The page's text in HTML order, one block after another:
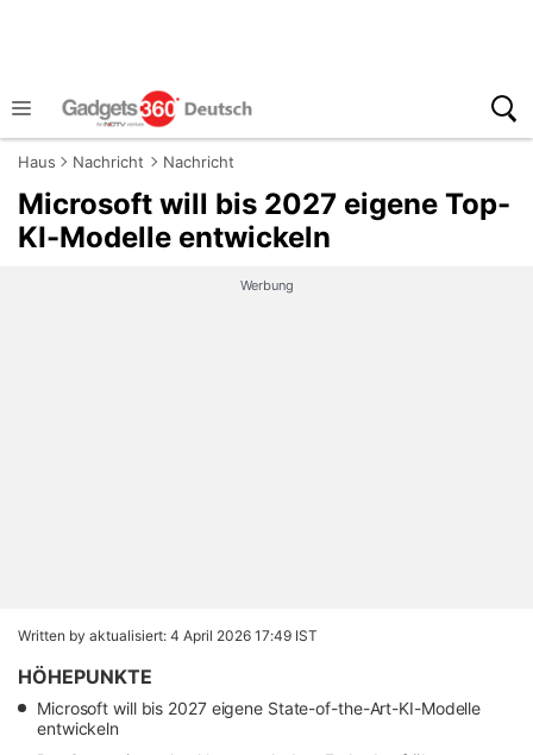
Haus Nachricht Nachricht
Microsoft will bis 2027 eigene Top-
KI-Modelle entwickeln
Werbung
Written by aktualisiert: 4 April 2026 17:49 IST
HÖHEPUNKTE
Microsoft will bis 2027 eigene State-of-the-Art-KI-Modelle
entwickeln